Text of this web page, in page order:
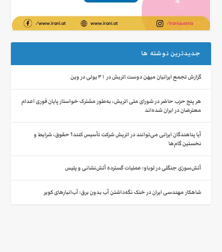
جدیدترین نوشته ها
گزارش تجمع ایرانیان میهن‌ دوست اتریش در ۳۱ یولی در وین
هر پنج حزب حاضر در شورای ملی اتریش، به‌طور مشترک خواستار پایان فوری اعدام
معترضان در ایران شده‌اند
آیا پناهندگان ایرانی می‌توانند در اتریش شرکت تأسیس کنند؟ حقوق، شرایط و
نخستین گام‌ها
آتش‌سوزی جنگلی در لوباو: عملیات گسترده آتش‌نشانی و پلیس
شاهکار مهندسی ایران در خنک نگه‌داشتن آب بدون برق: آب‌انبارهای کویر